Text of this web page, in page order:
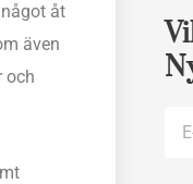
åt
även
och